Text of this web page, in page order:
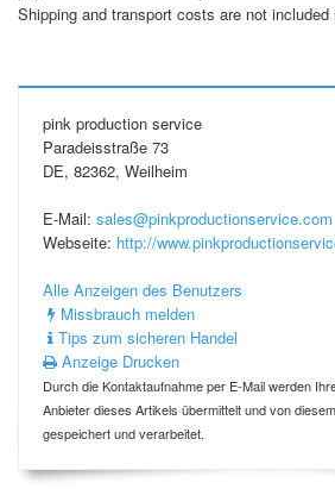
Shipping and transport costs are not included
pink production service
Paradeisstraße 73
DE, 82362, Weilheim
E-Mail: sales@pinkproductionservice.com
Webseite: http://
Alle Anzeigen des Benutzers
Missbrauch melden
Tips zum sicheren Handel
Anzeige Drucken
Durch die Kontaktaufnahme per E-Mail werden
Anbieter dieses Artikels übermittelt und von
gespeichert und verarbeitet.